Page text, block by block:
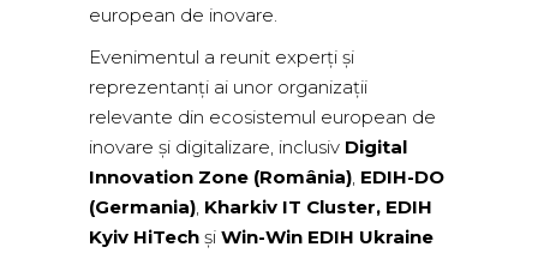
european de inovare.
Evenimentul a reunit experți și
reprezentanți ai unor organizații
relevante din ecosistemul european de
inovare și digitalizare, inclusiv Digital
Innovation Zone (România) EDIH-DO
(Germania) Kharkiv IT Cluster, EDIH
Kyiv HiTech și Win-Win EDIH Ukraine